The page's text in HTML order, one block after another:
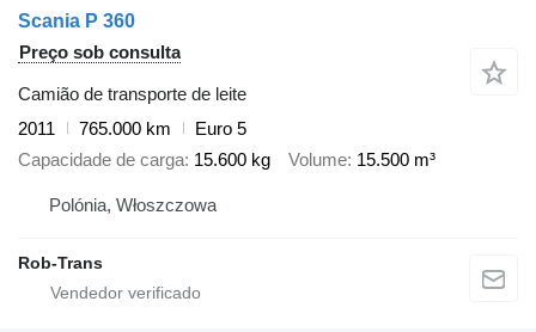
Scania P 360
Preço sob consulta
Camião de transporte de leite
2011
765.000 km
Euro 5
Capacidade de carga 15.600 kg Volume 15.500 m³
Polónia, Włoszczowa
Rob-Trans